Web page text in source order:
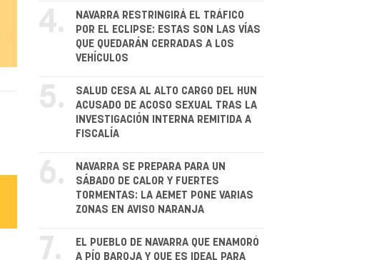
4.
NAVARRA RESTRINGIRÁ EL TRÁFICO
POR EL ECLIPSE: ESTAS SON LAS VÍAS
QUE QUEDARÁN CERRADAS A LOS
VEHÍCULOS
5.
SALUD CESA AL ALTO CARGO DEL HUN
ACUSADO DE ACOSO SEXUAL TRAS LA
INVESTIGACIÓN INTERNA REMITIDA A
FISCALÍA
6.
NAVARRA SE PREPARA PARA UN
SÁBADO DE CALOR Y FUERTES
TORMENTAS: LA AEMET PONE VARIAS
ZONAS EN AVISO NARANJA
7.
EL PUEBLO DE NAVARRA QUE ENAMORÓ
A PÍO BAROJA Y QUE ES IDEAL PARA